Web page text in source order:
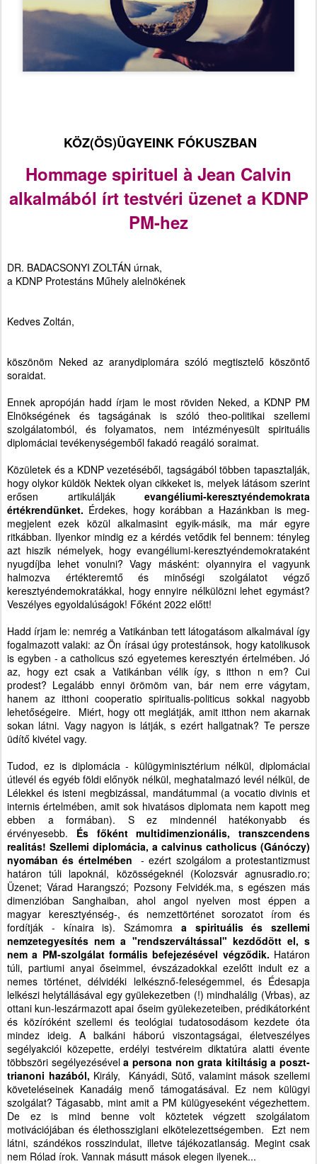
KÖZ(ÖS)ÜGYEINK FÓKUSZBAN
Hommage spirituel à Jean Calvin
alkalmából írt testvéri üzenet a KDNP
PM-hez
DR. BADACSONYI ZOLTÁN úrnak,
a KDNP Protestáns Műhely alelnökének
Kedves Zoltán,
köszönöm Neked az aranydiplomára szóló megtisztelő köszöntő
soraidat.
Ennek apropóján hadd írjam le most röviden Neked, a KDNP PM
Elnökségének és tagságának is szóló theo-politikai szellemi
szolgálatomból, és folyamatos, nem intézményesült spirituális
diplomáciai tevékenységemből fakadó reagáló soraimat.
Közületek és a KDNP vezetéséből, tagságából többen tapasztalják,
hogy olykor küldök Nektek olyan cikkeket is, melyek látásom szerint
erősen artikulálják evangéliumi-keresztyéndemokrata
értékrendünket. Érdekes, hogy korábban a Hazánkban is meg-
megjelent ezek közül alkalmasint egyik-másik, ma már egyre
ritkábban. Ilyenkor mindig ez a kérdés vetődik fel bennem: tényleg
azt hiszik némelyek, hogy evangéliumi-keresztyéndemokrataként
nyugdíjba lehet vonulni? Vagy másként: olyannyira el vagyunk
halmozva értékteremtő és minőségi szolgálatot végző
keresztyéndemokratákkal, hogy ennyire nélkülözni lehet egymást?
Veszélyes egyoldalúságok! Főként 2022 előtt!
Hadd írjam le: nemrég a Vatikánban tett látogatásom alkalmával így
fogalmazott valaki: az Ön írásai úgy protestánsok, hogy katolikusok
is egyben - a catholicus szó egyetemes keresztyén értelmében. Jó
az, hogy ezt csak a Vatikánban vélik így, s itthon n em? Cui
prodest? Legalább ennyi örömöm van, bár nem erre vágytam,
hanem az itthoni cooperatio spiritualis-politicus sokkal nagyobb
lehetőségeire. Miért, hogy ott meglátják, amit itthon nem akarnak
sokan látni. Vagy nagyon is látják, s ezért hallgatnak? Te persze
üdítő kivétel vagy.
Tudod, ez is diplomácia - külügyminisztérium nélkül, diplomáciai
útlevél és egyéb földi előnyök nélkül, meghatalmazó levél nélkül, de
Lélekkel és isteni megbizással, mandátummal (a vocatio divinis et
internis értelmében, amit sok hivatásos diplomata nem kapott meg
ebben a formában). S ez mindennél hatékonyabb és
érvényesebb. És főként multidimenzionális, transzcendens
realitás! Szellemi diplomácia, a calvinus catholicus (Gánóczy)
nyomában és értelmében
- ezért szolgálom a protestantizmust
határon túli lapoknál, közösségeknél (Kolozsvár agnusradio.ro;
Üzenet; Várad Harangszó; Pozsony Felvidék.ma, s egészen más
dimenzióban Sanghaiban, ahol angol nyelven most éppen a
magyar keresztyénség-, és nemzettörténet sorozatot írom és
fordítják - kínaira is). Számomra a spirituális és szellemi
nemzetegyesítés nem a "rendszerváltással" kezdődött el, s
nem a PM-szolgálat formális befejezésével végződik. Határon
túli, partiumi anyai őseimmel, évszázadokkal ezelőtt indult ez a
nemes történet, délvidéki lelkésznő-feleségemmel, és Édesapja
lelkészi helytállásával egy gyülekezetben (!) mindhalálig (Vrbas), az
ottani kun-leszármazott apai őseim gyülekezeteiben, prédikátorként
és közíróként szellemi és teológiai tudatosodásom kezdete óta
mindez ideig. A balkáni háború viszontagságai, életveszélyes
segélyakciói közepette, erdélyi testvéreim diktatúra alatti évente
többszöri segélyezésévela persona non grata kitiltásig a poszt-
trianoni hazából, Király, Kányádi, Sütő, valamint mások szellemi
követeléseinek Kanadáig menő támogatásával. Ez nem külügyi
szolgálat? Tágasabb, mint amit a PM külügyeseként végezhettem.
De ez is mind benne volt köztetek végzett szolgálatom
motivációjában és élethossziglani elkötelezettségemben. Ezt nem
látni, szándékos rosszindulat, illetve tájékozatlanság. Megint csak
nem Rólad írok. Vannak másutt mások elegen ilyenek...